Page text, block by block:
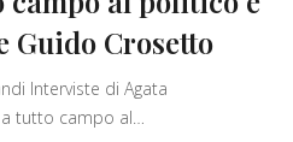
Crosetto
Interviste di Agata
a tutto campo al…